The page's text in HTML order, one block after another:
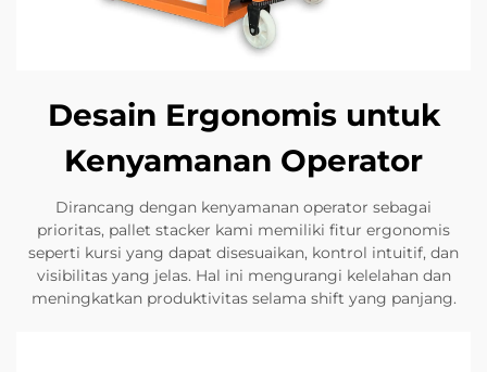
Desain Ergonomis untuk
Kenyamanan Operator
Dirancang dengan kenyamanan operator sebagai
prioritas, pallet stacker kami memiliki fitur ergonomis
seperti kursi yang dapat disesuaikan, kontrol intuitif, dan
visibilitas yang jelas. Hal ini mengurangi kelelahan dan
meningkatkan produktivitas selama shift yang panjang.